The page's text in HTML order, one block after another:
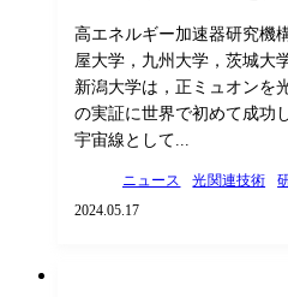
高エネルギー加速器研究機
屋大学，九州大学，茨城大
新潟大学は，正ミュオンを
の実証に世界で初めて成功
宇宙線として...
ニュース 光関連技術
2024.05.17